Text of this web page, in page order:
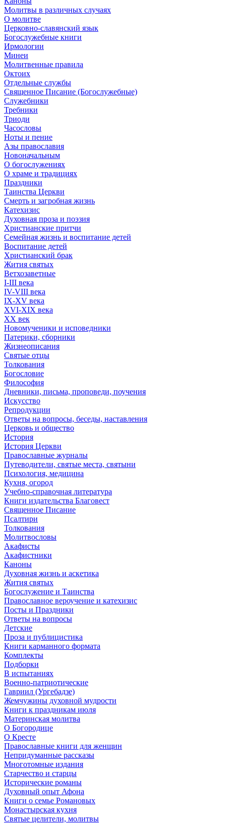
Молитвы в различных случаях
О молитве
Церковно-славянский язык
Богослужебные книги
Ирмологии
Минеи
Молитвенные правила
Октоих
Отдельные службы
Священное Писание (Богослужебные)
Служебники
Требники
Триоди
Часословы
Ноты и пение
Азы православия
Новоначальным
О богослужениях
О храме и традициях
Праздники
Таинства Церкви
Смерть и загробная жизнь
Катехизис
Духовная проза и поэзия
Христианские притчи
Семейная жизнь и воспитание детей
Воспитание детей
Христианский брак
Жития святых
Ветхозаветные
I-III века
IV-VIII века
IX-XV века
XVI-XIX века
XX век
Новомученики и исповедники
Патерики, сборники
Жизнеописания
Святые отцы
Толкования
Богословие
Философия
Дневники, письма, проповеди, поучения
Искусство
Репродукции
Ответы на вопросы, беседы, наставления
Церковь и общество
История
История Церкви
Православные журналы
Путеводители, святые места, святыни
Психология, медицина
Кухня, огород
Учебно-справочная литература
Книги издательства Благовест
Священное Писание
Псалтири
Толкования
Молитвословы
Акафисты
Акафистники
Каноны
Духовная жизнь и аскетика
Жития святых
Богослужение и Таинства
Православное вероучение и катехизис
Посты и Праздники
Ответы на вопросы
Детские
Проза и публицистика
Книги карманного формата
Комплекты
Подборки
В испытаниях
Военно-патриотические
Гавриил (Ургебадзе)
Жемчужины духовной мудрости
Книги к праздникам июля
Материнская молитва
О Богородице
О Кресте
Православные книги для женщин
Непридуманные рассказы
Многотомные издания
Старчество и старцы
Исторические романы
Духовный опыт Афона
Книги о семье Романовых
Монастырская кухня
Святые целители, молитвы